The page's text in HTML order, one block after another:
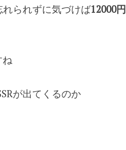
れられずに気づけば12000円
ね
が出てくるのか